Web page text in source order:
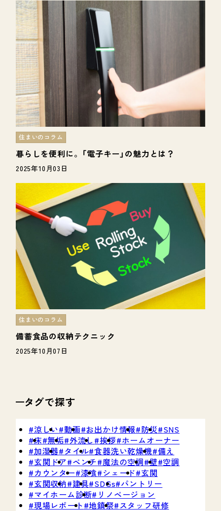
暮らしを便利に。「電子キー」の魅力とは？
住まいのコラム
2025年10月03日
備蓄食品の収納テクニック
住まいのコラム
2025年10月07日
タグで探す
涼しい 動画 お出かけ情報 防災 SNS
床 無垢 外流し 挨拶 ホームオーナー
加湿器 タイル 食器洗い乾燥機 備え
玄関ドア ベンチ 魔法の空調 壁 空調
カウンター 漆喰 シェード 玄関
玄関収納 建具 SDGs パントリー
マイホーム診断
リノベージョン
現場レポート 地鎮祭 スタッフ研修